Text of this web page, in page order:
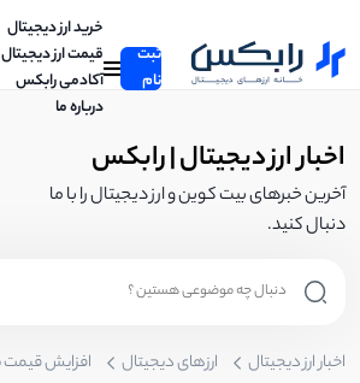
ثبت
نام
خرید ارز دیجیتال
قیمت ارز دیجیتال
آکادمی رابکس
درباره ما
اخبار ارز دیجیتال | رابکس
آخرین خبرهای بیت کوین و ارز دیجیتال را با ما
دنبال کنید.
اخبار ارز دیجیتال ارزهای دیجیتال